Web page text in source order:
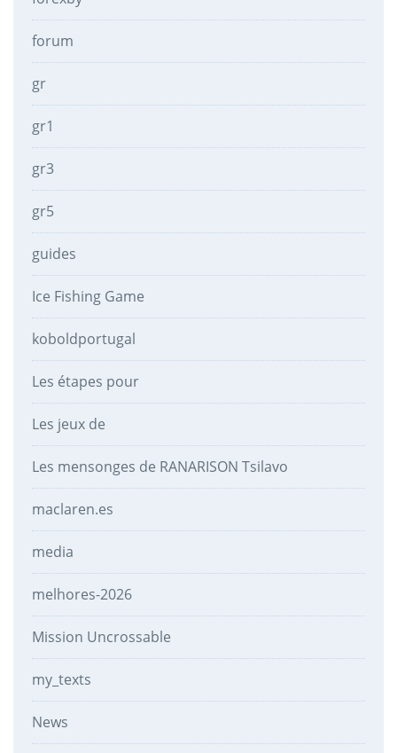
forum
gr
gr1
gr3
gr5
guides
Ice Fishing Game
koboldportugal
Les étapes pour
Les jeux de
Les mensonges de RANARISON Tsilavo
maclaren.es
media
melhores-2026
Mission Uncrossable
my_texts
News